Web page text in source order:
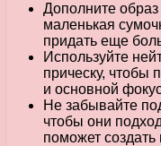
Дополните образ
маленькая
придать еще
Используйте
прическу, чтобы
и основной
Не забывайте
чтобы они
поможет